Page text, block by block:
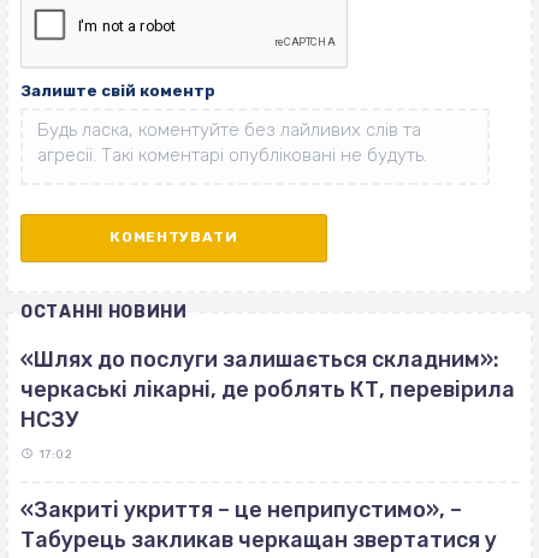
Залиште свій коментр
ОСТАННІ НОВИНИ
«Шлях до послуги залишається складним»:
черкаські лікарні, де роблять КТ, перевірила
НСЗУ
17:02
«Закриті укриття – це неприпустимо», –
Табурець закликав черкащан звертатися у